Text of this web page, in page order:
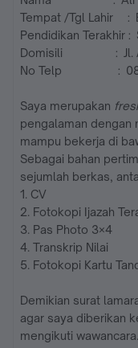
Tempat /Tgl Lahir :
Pendidikan Terakhir :
Domisili : Jl.
No Telp :
Saya merupakan
pengalaman dengan
mampu bekerja di
Sebagai bahan
sejumlah berkas,
1. CV
2. Fotokopi Ijazah
3. Pas Photo 3×4
4. Transkrip Nilai
5. Fotokopi Kartu
Demikian surat
agar saya diberikan
mengikuti